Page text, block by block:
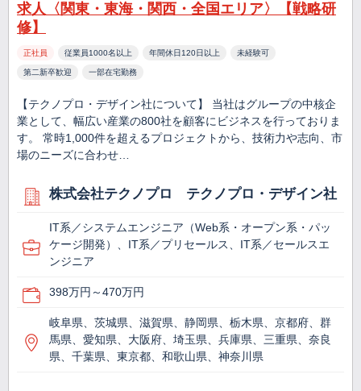
求人〈関東・東海・関西・全国エリア〉【戦略研
修】
正社員 従業員1000名以上 年間休日120日以上 未経験可
第二新卒歓迎 一部在宅勤務
【テクノプロ・デザイン社について】 当社はグループの中核企
業として、幅広い産業の800社を顧客にビジネスを行っておりま
す。 常時1,000件を超えるプロジェクトから、技術力や志向、市
場のニーズに合わせ…
株式会社テクノプロ テクノプロ・デザイン社
IT系／システムエンジニア（Web系・オープン系・パッ
ケージ開発）、IT系／プリセールス、IT系／セールスエ
ンジニア
398万円～470万円
岐阜県、茨城県、滋賀県、静岡県、栃木県、京都府、群
馬県、愛知県、大阪府、埼玉県、兵庫県、三重県、奈良
県、千葉県、東京都、和歌山県、神奈川県